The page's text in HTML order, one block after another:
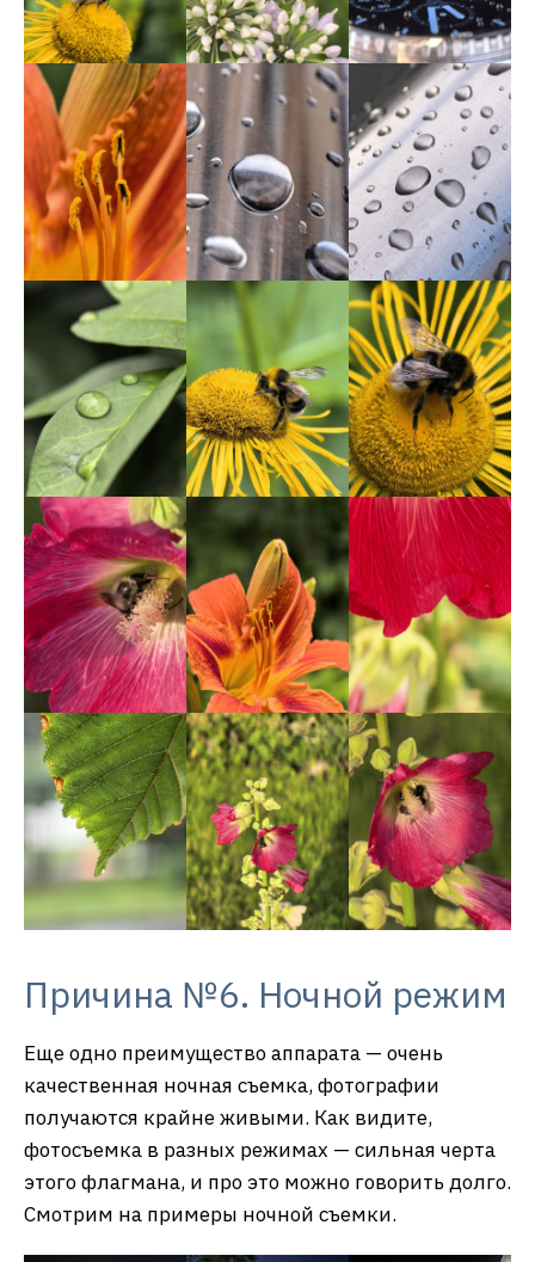
Причина №6. Ночной режим
Еще одно преимущество аппарата — очень
качественная ночная съемка, фотографии
получаются крайне живыми. Как видите,
фотосъемка в разных режимах — сильная черта
этого флагмана, и про это можно говорить долго.
Смотрим на примеры ночной съемки.